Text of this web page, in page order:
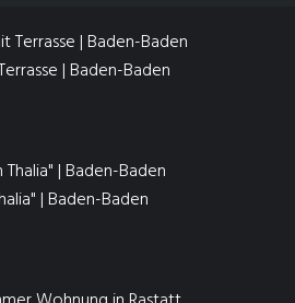
| Baden-Baden
| Baden-Baden